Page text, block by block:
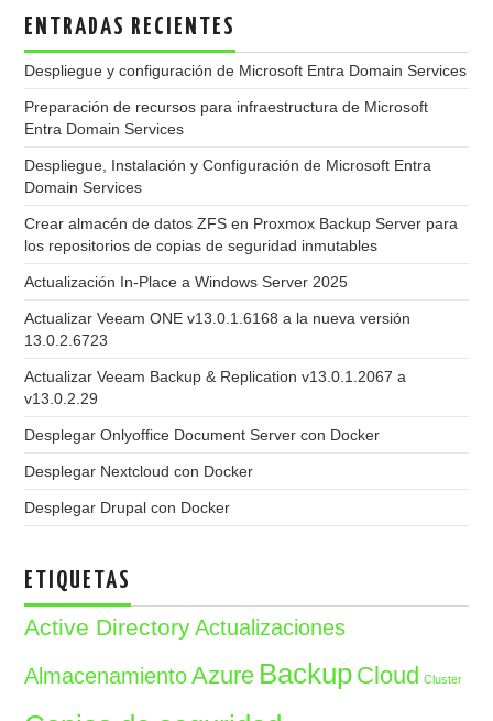
ENTRADAS RECIENTES
Despliegue y configuración de Microsoft Entra Domain Services
Preparación de recursos para infraestructura de Microsoft
Entra Domain Services
Despliegue, Instalación y Configuración de Microsoft Entra
Domain Services
Crear almacén de datos ZFS en Proxmox Backup Server para
los repositorios de copias de seguridad inmutables
Actualización In-Place a Windows Server 2025
Actualizar Veeam ONE v13.0.1.6168 a la nueva versión
13.0.2.6723
Actualizar Veeam Backup & Replication v13.0.1.2067 a
v13.0.2.29
Desplegar Onlyoffice Document Server con Docker
Desplegar Nextcloud con Docker
Desplegar Drupal con Docker
ETIQUETAS
Active Directory Actualizaciones
Almacenamiento Azure Backup Cloud Cluster